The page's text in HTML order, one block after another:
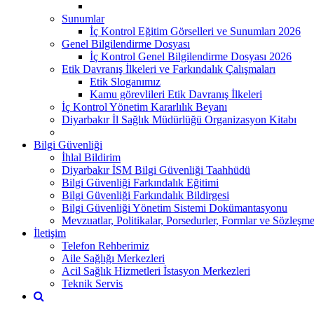
Sunumlar
İç Kontrol Eğitim Görselleri ve Sunumları 2026
Genel Bilgilendirme Dosyası
İç Kontrol Genel Bilgilendirme Dosyası 2026
Etik Davranış İlkeleri ve Farkındalık Çalışmaları
Etik Sloganımız
Kamu görevlileri Etik Davranış İlkeleri
İç Kontrol Yönetim Kararlılık Beyanı
Diyarbakır İl Sağlık Müdürlüğü Organizasyon Kitabı
Bilgi Güvenliği
İhlal Bildirim
Diyarbakır İSM Bilgi Güvenliği Taahhüdü
Bilgi Güvenliği Farkındalık Eğitimi
Bilgi Güvenliği Farkındalık Bildirgesi
Bilgi Güvenliği Yönetim Sistemi Dokümantasyonu
Mevzuatlar, Politikalar, Porsedurler, Formlar ve
İletişim
Telefon Rehberimiz
Aile Sağlığı Merkezleri
Acil Sağlık Hizmetleri İstasyon Merkezleri
Teknik Servis